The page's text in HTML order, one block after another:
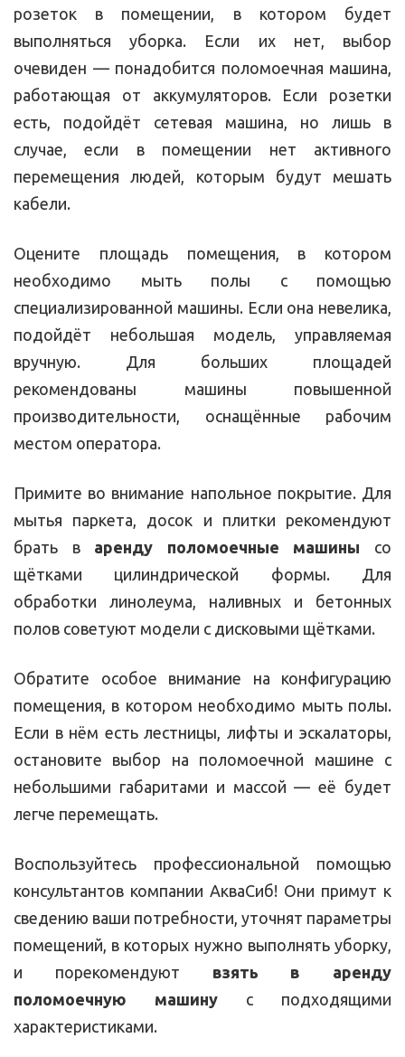
розеток в помещении, в котором будет
выполняться уборка. Если их нет, выбор
очевиден — понадобится поломоечная машина,
работающая от аккумуляторов. Если розетки
есть, подойдёт сетевая машина, но лишь в
случае, если в помещении нет активного
перемещения людей, которым будут мешать
кабели.
Оцените площадь помещения, в котором
необходимо мыть полы с помощью
специализированной машины. Если она невелика,
подойдёт небольшая модель, управляемая
вручную. Для больших площадей
рекомендованы машины повышенной
производительности, оснащённые рабочим
местом оператора.
Примите во внимание напольное покрытие. Для
мытья паркета, досок и плитки рекомендуют
брать в аренду поломоечные машины со
щётками цилиндрической формы. Для
обработки линолеума, наливных и бетонных
полов советуют модели с дисковыми щётками.
Обратите особое внимание на конфигурацию
помещения, в котором необходимо мыть полы.
Если в нём есть лестницы, лифты и эскалаторы,
остановите выбор на поломоечной машине с
небольшими габаритами и массой — её будет
легче перемещать.
Воспользуйтесь профессиональной помощью
консультантов компании АкваСиб! Они примут к
сведению ваши потребности, уточнят параметры
помещений, в которых нужно выполнять уборку,
и порекомендуют взять в аренду
поломоечную машину с подходящими
характеристиками.